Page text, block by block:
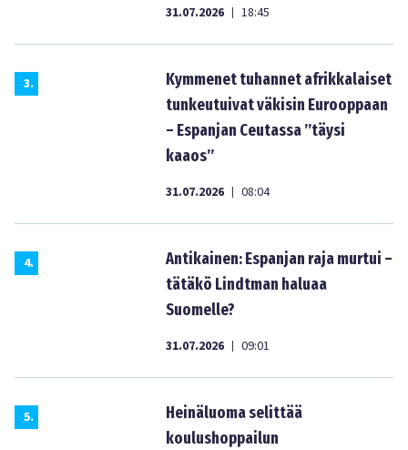
31.07.2026 | 18:45
3.
Kymmenet tuhannet afrikkalaiset
tunkeutuivat väkisin Eurooppaan
– Espanjan Ceutassa ”täysi
kaaos”
31.07.2026 | 08:04
4.
Antikainen: Espanjan raja murtui –
tätäkö Lindtman haluaa
Suomelle?
31.07.2026 | 09:01
5.
Heinäluoma selittää
koulushoppailun